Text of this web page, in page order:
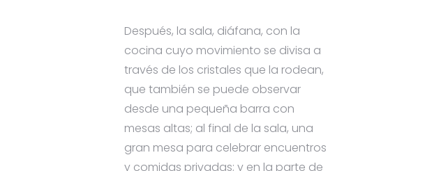
Después, la sala, diáfana, con la
cocina cuyo movimiento se divisa a
través de los cristales que la rodean,
que también se puede observar
desde una pequeña barra con
mesas altas; al final de la sala, una
gran mesa para celebrar encuentros
y comidas privadas; y en la parte de